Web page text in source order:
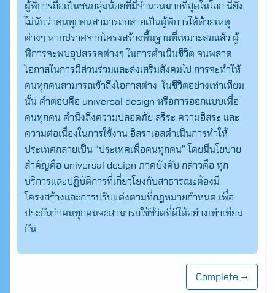
ผู้พิการถือเป็นชนกลุ่มน้อยที่มีจำนวนมากที่สุดในโลก นี่ยัง
ไม่นับว่าคนทุกคนสามารถกลายเป็นผู้พิการได้ด้วยเหตุ
ต่างๆ หากปราศจากโครงสร้างพื้นฐานที่เหมาะสมแล้ว ผู้
พิการจะพบอุปสรรคต่างๆ ในการดำเนินชีวิต จนพลาด
โอกาสในการมีส่วนร่วมและส่งเสริมสังคมไป การจะทำให้
คนทุกคนสามารถเข้าถึงโอกาสต่าง ในชีวิตอย่างเท่าเทียม
นั้น คำตอบคือ universal design หรือการออกแบบเพื่อ
คนทุกคน คำนึงถึงความปลอดภัย สรีระ ความอิสระ และ
ความต่อเนื่องในการใช้งาน อิสราเอลดำเนินการทำให้
ประเทศกลายเป็น “ประเทศเพื่อคนทุกคน” โดยมีนโยบาย
สำคัญคือ universal design ภาคบังคับ กล่าวคือ ทุก
บริการและปฏิบัติการที่เกี่ยวโยงกับสาธารณะต้องมี
โครงสร้างและการปรับแต่งตามที่กฎหมายกำหนด เพื่อ
ประกันว่าคนทุกคนจะสามารถใช้ชีวิตที่ดีได้อย่างเท่าเทียม
กัน
Complete →